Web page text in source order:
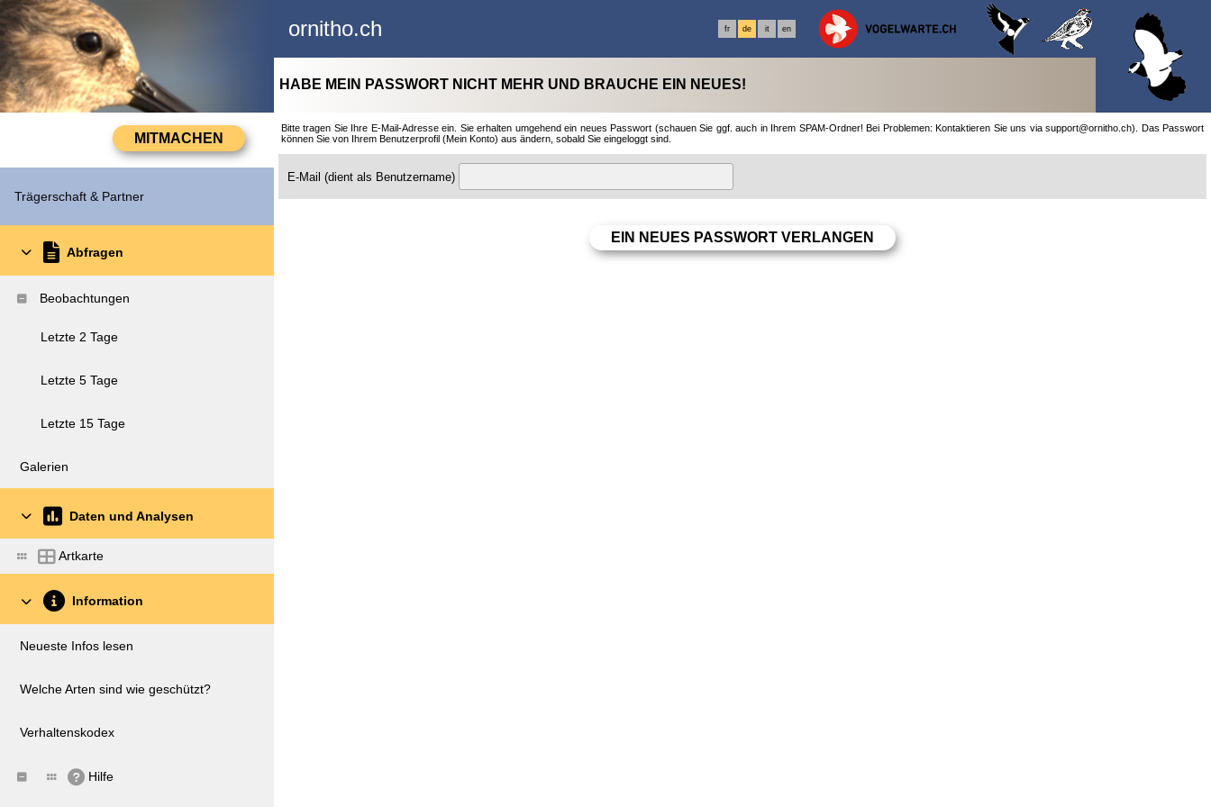
ornitho.ch fr de it en
Trägerschaft & Partner
Abfragen
Beobachtungen
Letzte 2 Tage
Letzte 5 Tage
Letzte 15 Tage
Galerien
Daten und Analysen
Artkarte
Information
Neueste Infos lesen
Welche Arten sind wie geschützt?
Verhaltenskodex
Hilfe
HABE MEIN PASSWORT NICHT MEHR UND BRAUCHE EIN NEUES!
Bitte tragen Sie Ihre E-Mail-Adresse ein. Sie erhalten umgehend ein neues Passwort (schauen Sie ggf. auch in Ihrem SPAM-Ordner! Bei Problemen: Kontaktieren Sie uns via support@ornitho.ch). Das Passwort
können Sie von Ihrem Benutzerprofil (Mein Konto) aus ändern, sobald Sie eingeloggt sind.
E-Mail (dient als Benutzername)